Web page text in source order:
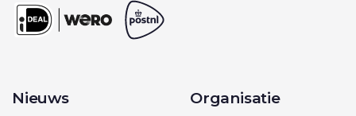
Nieuws Organisatie